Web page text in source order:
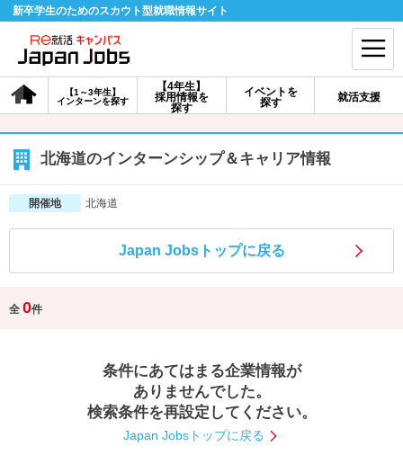
新卒学生のためのスカウト型就職情報サイト
【4年生】
採用情報を
探す
【1～3年生】
インターンを探す
イベントを
探す
就活支援
会員登録 ログイン
会員ID・パスワードを忘れた方はこちら
探す
【4年生】
【1～3年生】
就活ノウハウ・サポート
就活支援
北海道のインターンシップ＆キャリア情報
開催地 北海道
Japan Jobsトップに戻る
全 0件
条件にあてはまる企業情報が
ありませんでした。
検索条件を再設定してください。
Japan Jobsトップに戻る